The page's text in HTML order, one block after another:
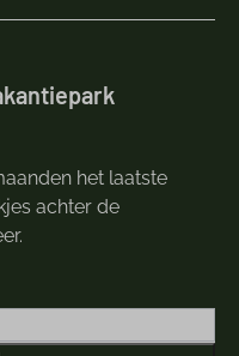
het laatste
achter de